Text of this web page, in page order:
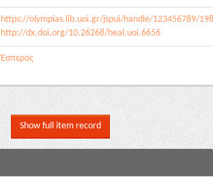
https://olympias.lib.uoi.gr/jspui/handle/123456789/
http://dx.doi.org/10.26268/heal.uoi.6656
Έσπερος
Show full item record